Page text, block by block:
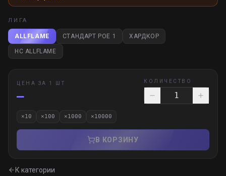
ЛИГА
ALLFLAME СТАНДАРТ POE 1 ХАРДКОР
HC ALLFLAME
ЦЕНА ЗА 1 ШТ
—
КОЛИЧЕСТВО
×10 ×100 ×1000 ×10000
В КОРЗИНУ
К категории